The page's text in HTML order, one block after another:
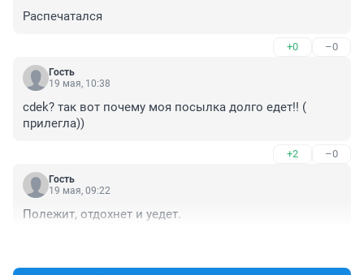
Распечатался
+0 –0
Гость
19 мая, 10:38
cdek? так вот почему моя посылка долго едет!! (
прилегла))
+2 –0
Гость
19 мая, 09:22
Полежит, отдохнет и уедет.